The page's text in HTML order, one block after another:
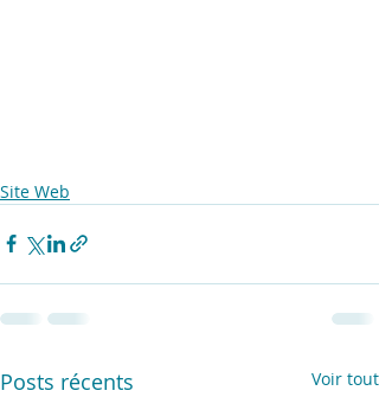
Site Web
Posts récents Voir tout